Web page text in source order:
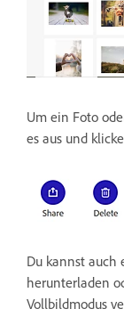
Um ein Foto
es aus und
Du kannst auch
herunterladen
Vollbildmodus